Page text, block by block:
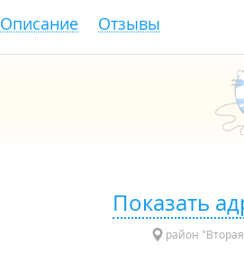
Описание Отзывы
Показать
район